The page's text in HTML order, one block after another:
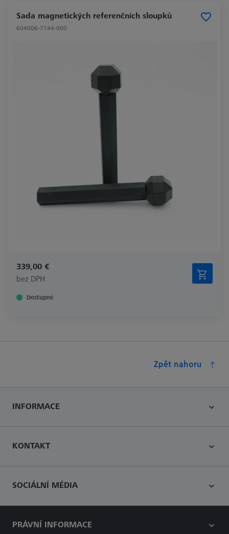
Sada magnetických referenčních sloupků
604006-7144-000
339,00 €
bez DPH
Dostupné
Zpět nahoru
INFORMACE
KONTAKT
SOCIÁLNÍ MÉDIA
PRÁVNÍ INFORMACE